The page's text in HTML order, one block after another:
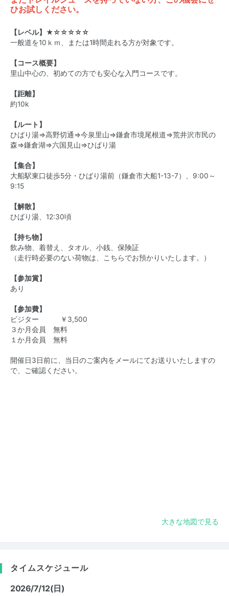
ひお試しください。
【レベル】★☆☆☆☆☆
一般道を10ｋｍ、または1時間走れる方が対象です。
【コース概要】
里山中心の、初めての方でも安心な入門コースです。
【距離】
約10k
【ルート】
ひばり湯⇒高野切通⇒今泉里山⇒鎌倉市境尾根道⇒荒井沢市民の
森⇒鎌倉湖⇒六国見山⇒ひばり湯
【集合】
大船駅東口徒歩5分・ひばり湯前（鎌倉市大船1-13-7）、9:00～
9:15
【解散】
ひばり湯、12:30頃
【持ち物】
飲み物、着替え、タオル、小銭、保険証
（走行時必要のない荷物は、こちらでお預かりいたします。）
【参加賞】
あり
【参加費】
ビジター ￥3,500
３か月会員 無料
１か月会員 無料
開催日3日前に、当日のご案内をメールにてお送りいたしますの
で、ご確認ください。
大きな地図で見る
タイムスケジュール
2026/7/12(日)